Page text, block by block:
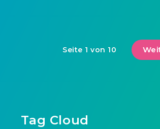
Seite 1 von 10
Tag Cloud